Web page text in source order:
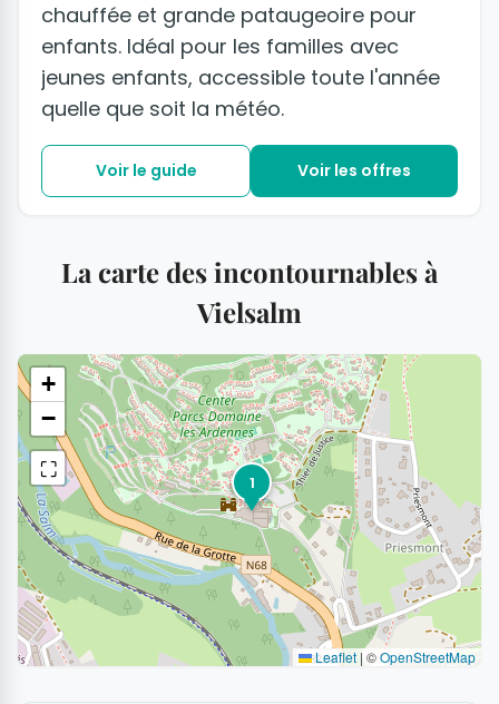
chauffée et grande pataugeoire pour
enfants. Idéal pour les familles avec
jeunes enfants, accessible toute l'année
quelle que soit la météo.
Voir le guide Voir les offres
La carte des incontournables à
Vielsalm
1
+
−
⛶
Leaflet | ©OpenStreetMap